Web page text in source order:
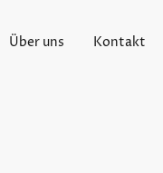
Über uns Kontakt